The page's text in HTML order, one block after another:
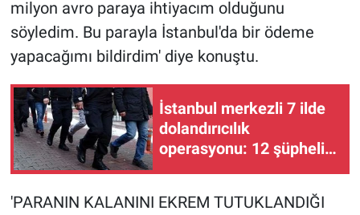
milyon avro paraya ihtiyacım olduğunu
söyledim. Bu parayla İstanbul'da bir ödeme
yapacağımı bildirdim' diye konuştu.
İstanbul merkezli 7 ilde
dolandırıcılık
operasyonu: 12 şüpheli
'PARANIN KALANINI EKREM TUTUKLANDIĞI